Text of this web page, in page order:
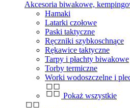
Akcesoria biwakowe,
Hamaki
Latarki czołowe
Paski taktyczne
Ręczniki szybkoschnące
Rękawice taktyczne
Tarpy i płachty biwakowe
Torby termiczne
Worki wodoszczelne i
Pokaż wszystkie